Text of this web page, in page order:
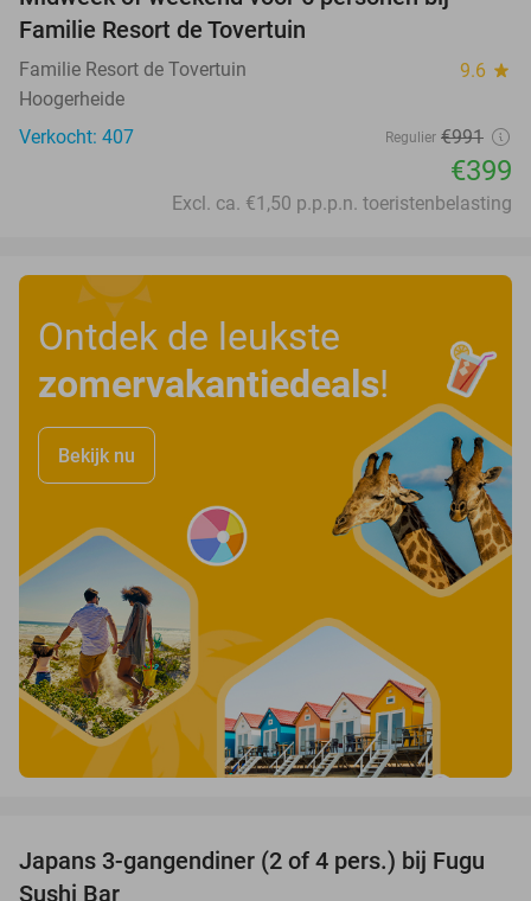
Familie Resort de Tovertuin
Familie Resort de Tovertuin 9.6 star
Hoogerheide
Verkocht: 407
Regulier €991
€399
Excl. ca. €1,50 p.p.p.n. toeristenbelasting
Ontdek de leukste
zomervakantiedeals!
Bekijk nu
46%
Japans 3-gangendiner (2 of 4 pers.) bij Fugu
Sushi Bar